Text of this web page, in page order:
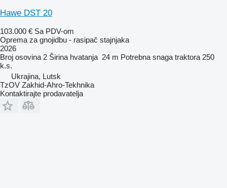
Hawe DST 20
103.000 € Sa PDV-om
Oprema za gnojidbu - rasipač stajnjaka
2026
Broj osovina 2 Širina hvatanja 24 m Potrebna snaga traktora 250
k.s.
Ukrajina, Lutsk
TzOV Zakhid-Ahro-Tekhnika
Kontaktirajte prodavatelja